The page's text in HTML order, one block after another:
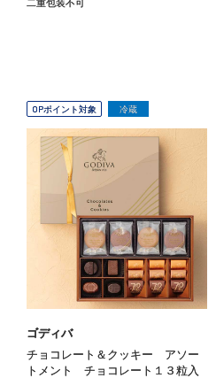
二重包装不可
OPポイント対象 冷蔵
ゴディバ
チョコレート＆クッキー アソー
トメント チョコレート１３粒入